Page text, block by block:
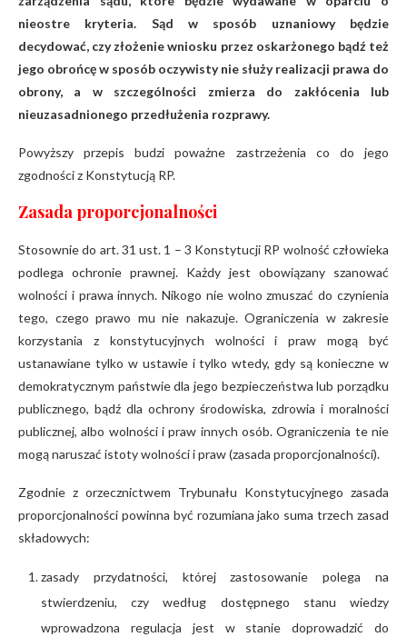
nieostre kryteria. Sąd w sposób uznaniowy będzie
decydować, czy złożenie wniosku przez oskarżonego bądź też
jego obrońcę w sposób oczywisty nie służy realizacji prawa do
obrony, a w szczególności zmierza do zakłócenia lub
nieuzasadnionego przedłużenia rozprawy.
Powyższy przepis budzi poważne zastrzeżenia co do jego
zgodności z Konstytucją RP.
Zasada proporcjonalności
Stosownie do art. 31 ust. 1 – 3 Konstytucji RP wolność człowieka
podlega ochronie prawnej. Każdy jest obowiązany szanować
wolności i prawa innych. Nikogo nie wolno zmuszać do czynienia
tego, czego prawo mu nie nakazuje. Ograniczenia w zakresie
korzystania z konstytucyjnych wolności i praw mogą być
ustanawiane tylko w ustawie i tylko wtedy, gdy są konieczne w
demokratycznym państwie dla jego bezpieczeństwa lub porządku
publicznego, bądź dla ochrony środowiska, zdrowia i moralności
publicznej, albo wolności i praw innych osób. Ograniczenia te nie
mogą naruszać istoty wolności i praw (zasada proporcjonalności).
Zgodnie z orzecznictwem Trybunału Konstytucyjnego zasada
proporcjonalności powinna być rozumiana jako suma trzech zasad
składowych:
zasady przydatności, której zastosowanie polega na
stwierdzeniu, czy według dostępnego stanu wiedzy
wprowadzona regulacja jest w stanie doprowadzić do